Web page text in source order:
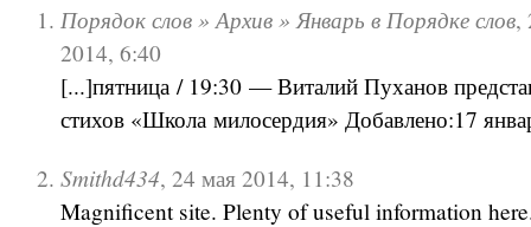
Порядок слов » Архив » Январь в Порядке слов,
2014, 6:40
[...]пятница / 19:30 — Виталий Пуханов
стихов «Школа милосердия» Добавлено:17
Smithd434,24 мая 2014, 11:38
Magnificent site. Plenty of useful information